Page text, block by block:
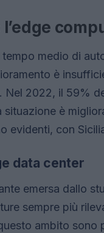
l’edge
medio di
è
Nel 2022, il 59%
situazione è
evidenti, con
data center
emersa dallo
sempre più
ambito sono